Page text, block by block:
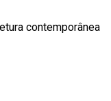
contemporânea